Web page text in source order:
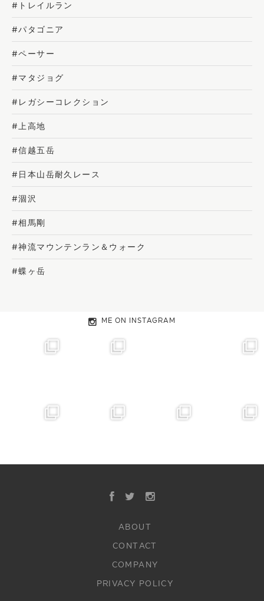
#トレイルラン
#パタゴニア
#ペーサー
#マタジョグ
#レガシーコレクション
#上高地
#信越五岳
#日本山岳耐久レース
#涸沢
#相馬剛
#神流マウンテンラン＆ウォーク
#蝶ヶ岳
ME ON INSTAGRAM
ABOUT
CONTACT
COMPANY
PRIVACY POLICY